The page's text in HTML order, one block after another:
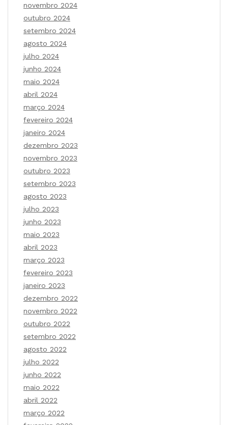
novembro 2024
outubro 2024
setembro 2024
agosto 2024
julho 2024
junho 2024
maio 2024
abril 2024
março 2024
fevereiro 2024
janeiro 2024
dezembro 2023
novembro 2023
outubro 2023
setembro 2023
agosto 2023
julho 2023
junho 2023
maio 2023
abril 2023
março 2023
fevereiro 2023
janeiro 2023
dezembro 2022
novembro 2022
outubro 2022
setembro 2022
agosto 2022
julho 2022
junho 2022
maio 2022
abril 2022
março 2022